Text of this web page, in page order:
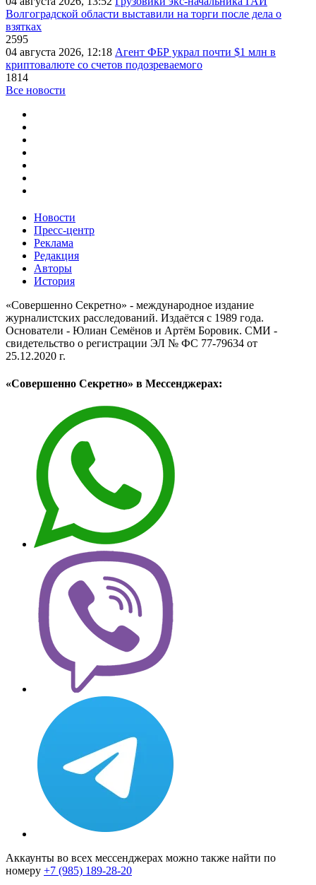
Волгоградской области выставили на торги после дела о
взятках
2595
04 августа 2026, 12:18 Агент ФБР украл почти $1 млн в
криптовалюте со счетов подозреваемого
1814
Все новости
Новости
Пресс-центр
Реклама
Редакция
Авторы
История
«Совершенно Секретно» - международное издание
журналистских расследований. Издаётся с 1989 года.
Основатели - Юлиан Семёнов и Артём Боровик. CМИ -
свидетельство о регистрации ЭЛ № ФС 77-79634 от
25.12.2020 г.
«Совершенно Секретно» в Мессенджерах:
Аккаунты во всех мессенджерах можно также найти по
номеру +7 (985) 189-28-20